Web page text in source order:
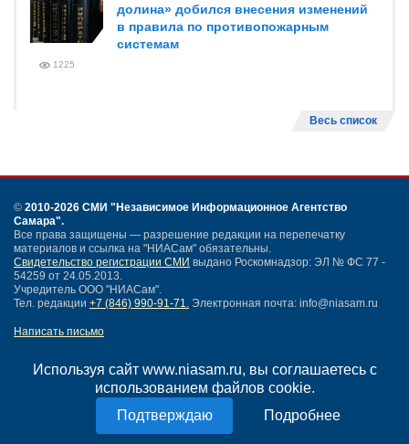
Используя сайт www.niasam.ru, вы соглашаетесь с
использованием файлов cookie.
Подробнее
долина» добился внесения изменений
в правила по противопожарным
системам
1225
Весь список
© 2010-2026 СМИ "Независимое Информационное Агентство
Самара".
Все права защищены — разрешение редакции на перепечатку
материалов и ссылка на "НИАСам" обязательны.
Свидетельство регистрации СМИ выдано Роскомнадзор: ЭЛ № ФС 77 -
54259 от 24.05.2013.
Учредитель ООО "НИАСам".
Тел. редакции +7 (846) 990-91-71. Электронная почта: info@niasam.ru
Написать письмо
Нашли ошибку?
Политика конфиденциальности